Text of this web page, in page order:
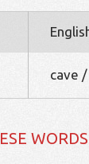
cave